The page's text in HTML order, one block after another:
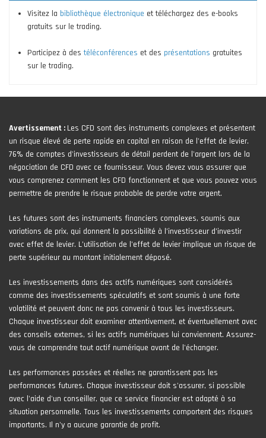
Visitez la bibliothèque électronique et téléchargez des e-books
gratuits sur le trading.
Participez à destéléconférences et des présentations gratuites
sur le trading.
Avertissement : Les CFD sont des instruments complexes et présentent
un risque élevé de perte rapide en capital en raison de l'effet de levier.
76% de comptes d'investisseurs de détail perdent de l'argent lors de la
négociation de CFD avec ce fournisseur. Vous devez vous assurer que
vous comprenez comment les CFD fonctionnent et que vous pouvez vous
permettre de prendre le risque probable de perdre votre argent.
Les futures sont des instruments financiers complexes, soumis aux
variations de prix, qui donnent la possibilité à l’investisseur d’investir
avec effet de levier. L’utilisation de l’effet de levier implique un risque de
perte supérieur au montant initialement déposé.
Les investissements dans des actifs numériques sont considérés
comme des investissements spéculatifs et sont soumis à une forte
volatilité et peuvent donc ne pas convenir à tous les investisseurs.
Chaque investisseur doit examiner attentivement, et éventuellement avec
des conseils externes, si les actifs numériques lui conviennent. Assurez-
vous de comprendre tout actif numérique avant de l'échanger.
Les performances passées et réelles ne garantissent pas les
performances futures. Chaque investisseur doit s'assurer, si possible
avec l'aide d'un conseiller, que ce service financier est adapté à sa
situation personnelle. Tous les investissements comportent des risques
importants. Il n'y a aucune garantie de profit.